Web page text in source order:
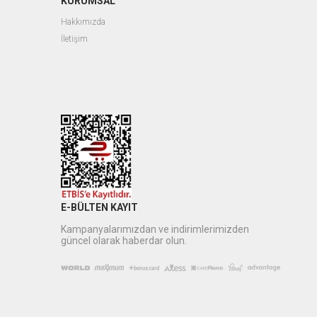
Hakkımızda
İletişim
E-BÜLTEN KAYIT
Kampanyalarımızdan ve indirimlerimizden
güncel olarak haberdar olun.